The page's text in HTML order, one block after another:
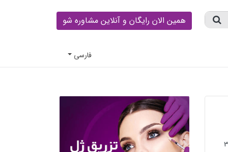
همین الان رایگان و آنلاین مشاوره شو
فارسى